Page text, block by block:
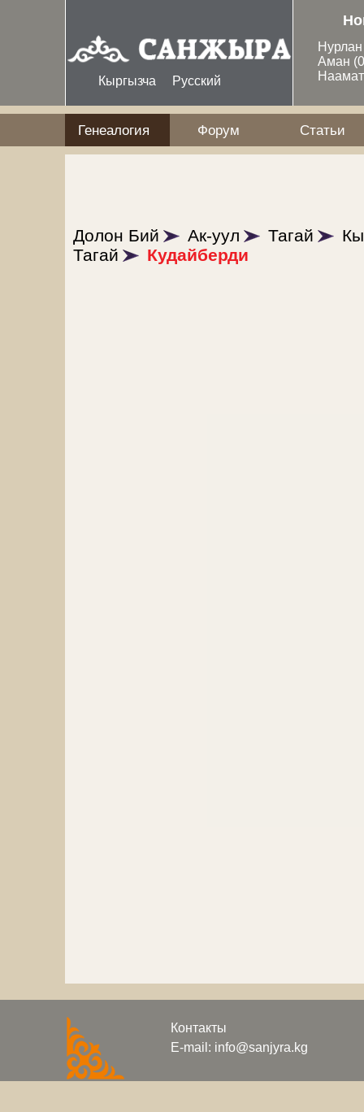
Кыргызча Русский
Аман
Генеалогия Форум Статьи
Долон Бий Ак-уул Тагай
Тагай
Кудайберди
Контакты
E-mail: info@sanjyra.kg